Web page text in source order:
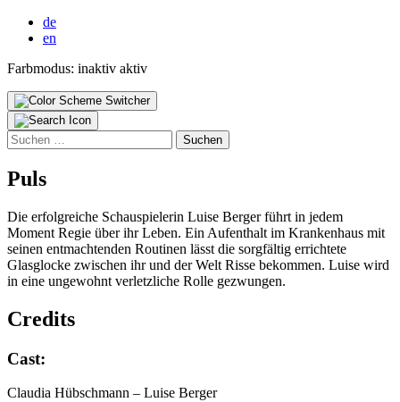
de
en
Farbmodus: inaktiv aktiv
Suchen
nach:
Puls
Die erfolgreiche Schauspielerin Luise Berger führt in jedem
Moment Regie über ihr Leben. Ein Aufenthalt im Krankenhaus mit
seinen entmachtenden Routinen lässt die sorgfältig errichtete
Glasglocke zwischen ihr und der Welt Risse bekommen. Luise wird
in eine ungewohnt verletzliche Rolle gezwungen.
Credits
Cast:
Claudia Hübschmann – Luise Berger